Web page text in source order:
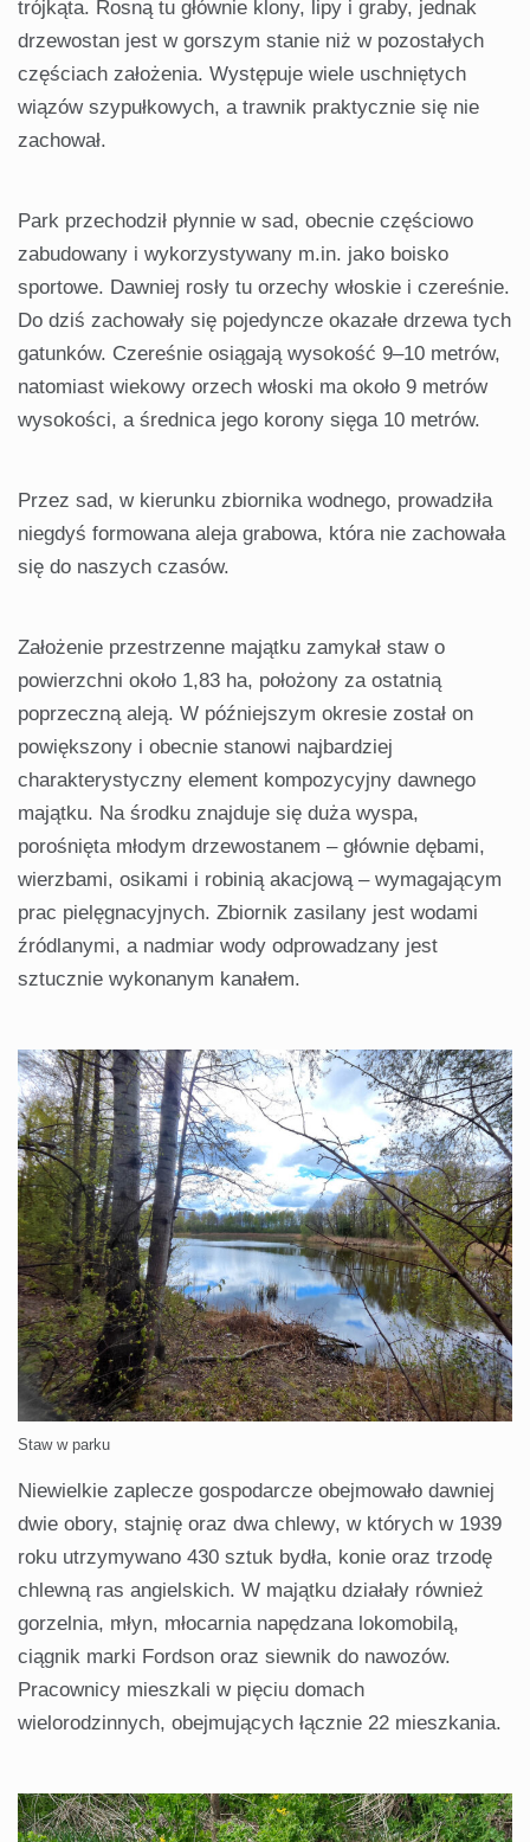
trójkąta. Rosną tu głównie klony, lipy i graby, jednak
drzewostan jest w gorszym stanie niż w pozostałych
częściach założenia. Występuje wiele uschniętych
wiązów szypułkowych, a trawnik praktycznie się nie
zachował.
Park przechodził płynnie w sad, obecnie częściowo
zabudowany i wykorzystywany m.in. jako boisko
sportowe. Dawniej rosły tu orzechy włoskie i czereśnie.
Do dziś zachowały się pojedyncze okazałe drzewa tych
gatunków. Czereśnie osiągają wysokość 9–10 metrów,
natomiast wiekowy orzech włoski ma około 9 metrów
wysokości, a średnica jego korony sięga 10 metrów.
Przez sad, w kierunku zbiornika wodnego, prowadziła
niegdyś formowana aleja grabowa, która nie zachowała
się do naszych czasów.
Założenie przestrzenne majątku zamykał staw o
powierzchni około 1,83 ha, położony za ostatnią
poprzeczną aleją. W późniejszym okresie został on
powiększony i obecnie stanowi najbardziej
charakterystyczny element kompozycyjny dawnego
majątku. Na środku znajduje się duża wyspa,
porośnięta młodym drzewostanem – głównie dębami,
wierzbami, osikami i robinią akacjową – wymagającym
prac pielęgnacyjnych. Zbiornik zasilany jest wodami
źródlanymi, a nadmiar wody odprowadzany jest
sztucznie wykonanym kanałem.
Staw w parku
Niewielkie zaplecze gospodarcze obejmowało dawniej
dwie obory, stajnię oraz dwa chlewy, w których w 1939
roku utrzymywano 430 sztuk bydła, konie oraz trzodę
chlewną ras angielskich. W majątku działały również
gorzelnia, młyn, młocarnia napędzana lokomobilą,
ciągnik marki Fordson oraz siewnik do nawozów.
Pracownicy mieszkali w pięciu domach
wielorodzinnych, obejmujących łącznie 22 mieszkania.